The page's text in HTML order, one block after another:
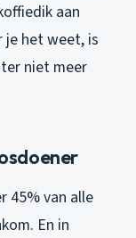
aan
je het weet, is
niet meer
45% van alle
En in